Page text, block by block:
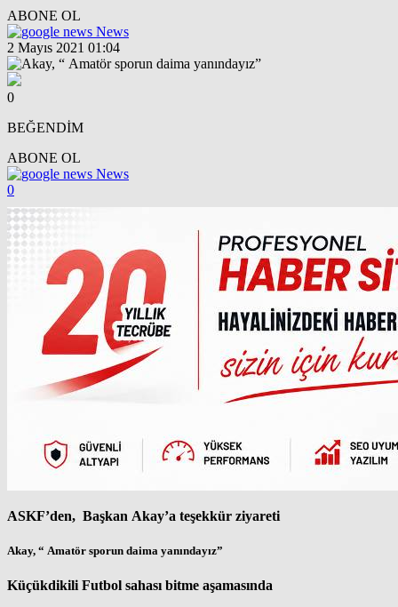
ABONE OL
News
2 Mayıs 2021 01:04
0
BEĞENDİM
ABONE OL
News
0
ASKF’den, Başkan Akay’a teşekkür ziyareti
Akay, “ Amatör sporun daima yanındayız”
Küçükdikili Futbol sahası bitme aşamasında